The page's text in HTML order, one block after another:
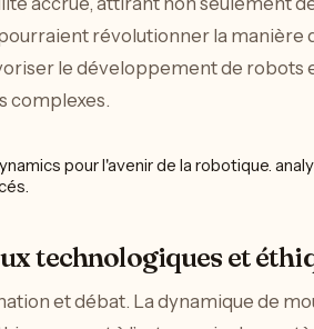
révolutionner la
le développement de robots
complexes.
technologiques et
et débat. La dynamique de